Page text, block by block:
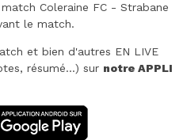
Coleraine FC - Strabane
le match.
et bien d'autres EN LIVE
résumé...) sur notre APPLI